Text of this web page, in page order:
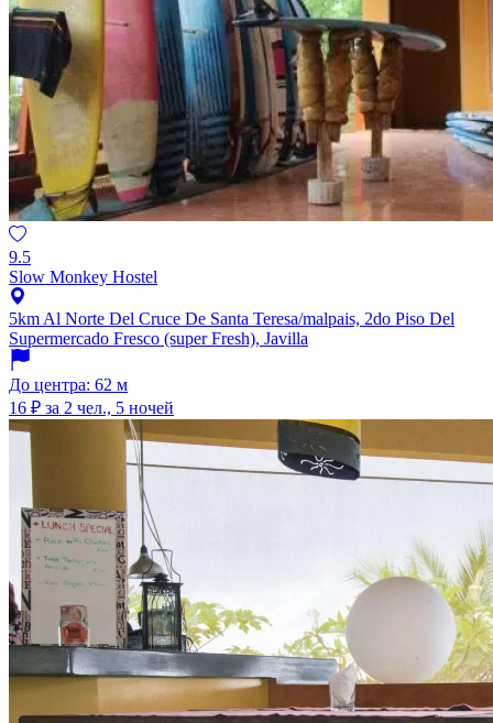
9.5
Slow Monkey Hostel
5km Al Norte Del Cruce De Santa Teresa/malpais, 2do Piso Del
Supermercado Fresco (super Fresh), Javilla
До центра: 62 м
16 ₽ за 2 чел., 5 ночей